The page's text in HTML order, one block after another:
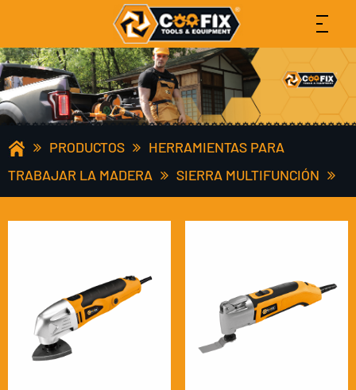
PRODUCTOS
HERRAMIENTAS PARA
TRABAJAR LA MADERA
SIERRA MULTIFUNCIÓN